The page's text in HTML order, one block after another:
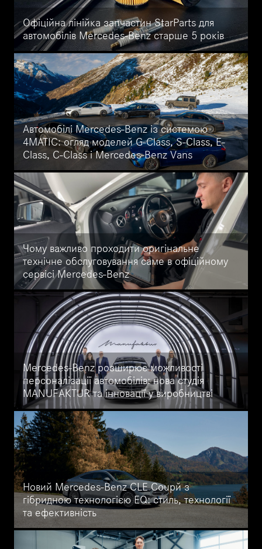
Офіційна лінійка запчастин StarParts для
автомобілів Mercedes-Benz старше 5 років
Офіційні запчастини StarParts для автомобілів Mercedes-Benz
старше 5 років. Вигідна ціна, оригінальна якість і 2-річна
гарантія. Придбайте в офіційному сервісі Mercedes-Benz
УкрАвто на Кільцевій та підтримуйте свій Mercedes в
ідеальному стані.
Автомобілі Mercedes-Benz із системою
4MATIC: огляд моделей G-Class, S-Class, E-
Class, C-Class і Mercedes-Benz Vans
Ознайомтеся з моделями Mercedes-Benz, оснащеними
передовою системою повного приводу (4MATIC): розкішні S-
Class і E-Class, легендарний G-Class та універсальні Mercedes-
Benz Vans.
Чому важливо проходити оригінальне
технічне обслуговування саме в офіційному
сервісі Mercedes-Benz
Проходьте оригінальне технічне обслуговування Mercedes-Benz
в офіційному сервісі УкрАвто на Кільцевій. Сертифіковані
майстри, оригінальні запчастини, гарантія, прозорість і якість за
стандартами Mercedes-Benz.
Mercedes-Benz розширює можливості
персоналізації автомобілів: нова студія
MANUFAKTUR та інновації у виробництві
Індивідуалізація на найвищому рівні від Mercedes-Benz:
дізнайтеся про нову студію MANUFAKTUR та можливості
персоналізації S-Class, Mercedes-AMG і Maybach. Втілюйте
автомобіль своєї мрії за допомогою унікальних технологій
PixelPaint та ексклюзивних матеріалів.
Новий Mercedes-Benz CLE Coupé з
гібридною технологією EQ: стиль, технології
та ефективність
CLE 300 e Coupé від Mercedes-Benz — елегантне купе з
гібридною технологією EQ, що пропонує до 112 км